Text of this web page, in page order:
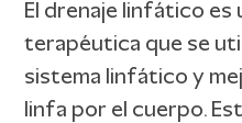
El drenaje linfático es
terapéutica que se
sistema linfático y
linfa por el cuerpo.